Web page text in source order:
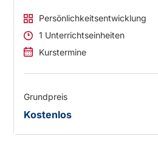
Persönlichkeitsentwicklung
1 Unterrichtseinheiten
Kurstermine
Grundpreis
Kostenlos